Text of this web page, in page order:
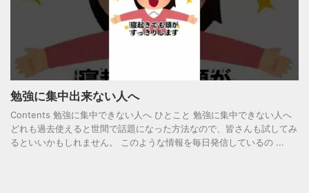
勉強に集中出来ない人へ
Contents 勉強に集中できない人へ ひとこと 勉強に集中できない人へ
どれも過去使えると世間で話題になった方法なので、皆さんも試してみ
るといいかもしれません。 このような情報を毎日発信しているの ...